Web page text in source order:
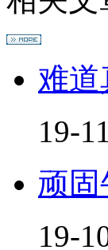
难
19-
顽固
19-